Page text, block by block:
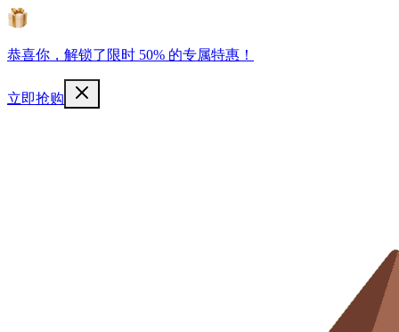
恭喜你，解锁了限时 50% 的专属特惠！
立即抢购